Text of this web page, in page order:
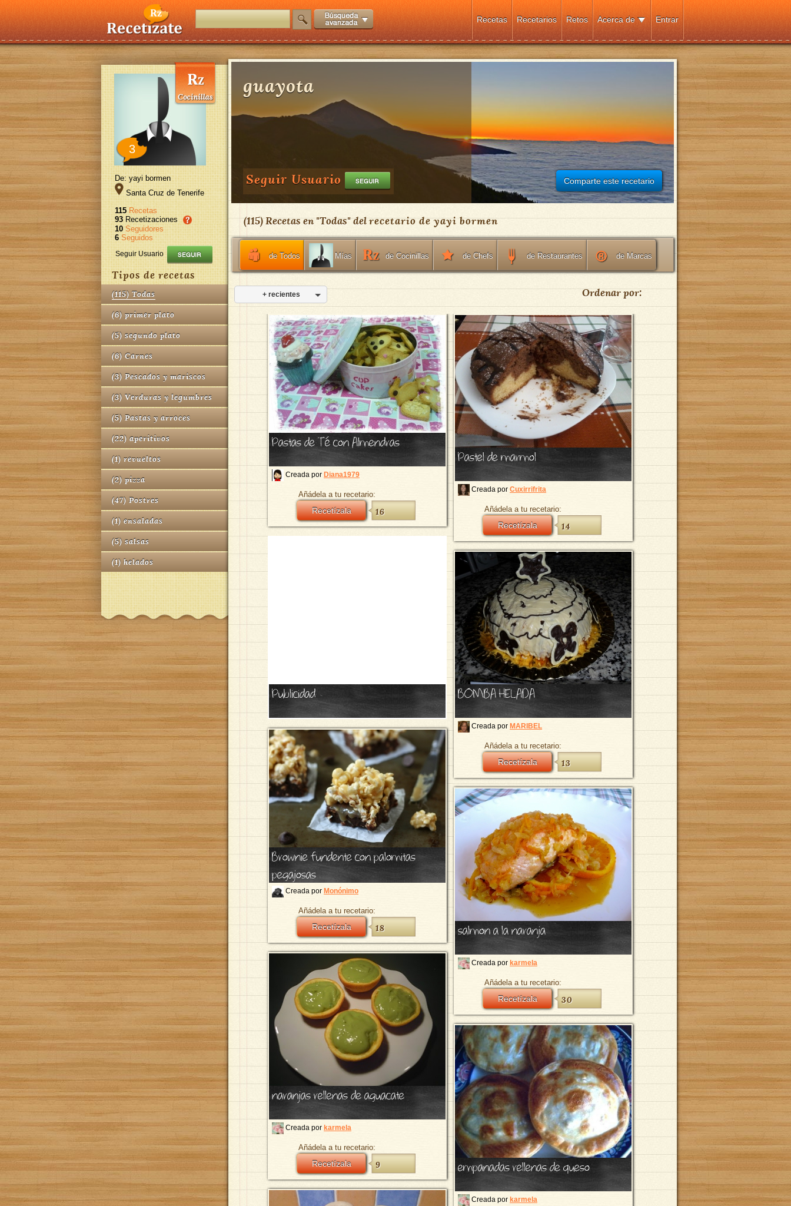
Entrar
Acerca de
Retos
Recetarios
Recetas
3
De: yayi bormen
Santa Cruz de Tenerife
115 Recetas
93 Recetizaciones
10 Seguidores
6 Seguidos
Seguir Usuario
Tipos de recetas
(115) Todas
(6) primer plato
(5) segundo plato
(6) Carnes
(3) Pescados y mariscos
(3) Verduras y legumbres
(5) Pastas y arroces
(22) aperitivos
(1) revueltos
(2) pizza
(47) Postres
(1) ensaladas
(5) salsas
(1) helados
Comparte este recetario
guayota
Seguir Usuario
(115) Recetas en "Todas" delrecetario de yayi bormen
de Todos Mías de Cocinillas de Chefs de Restaurantes de Marcas
Ordenar por:
+ recientes
Pastas de Té con Almendras
Creada por Diana1979
Añádela a tu recetario:
Recetízala 16
Pastel de marmol
Creada por Cuxirrifrita
Añádela a tu recetario:
Recetízala 14
Publicidad BOMBA HELADA
Creada por MARIBEL
Añádela a tu recetario:
Recetízala 13
Brownie fundente con palomitas
pegajosas
Creada por Monónimo
Añádela a tu recetario:
Recetízala 18 salmon a la naranja
Creada por karmela
Añádela a tu recetario:
Recetízala 30
naranjas rellenas de aguacate
Creada por karmela
Añádela a tu recetario:
Recetízala 9 empanadas rellenas de queso
Creada por karmela